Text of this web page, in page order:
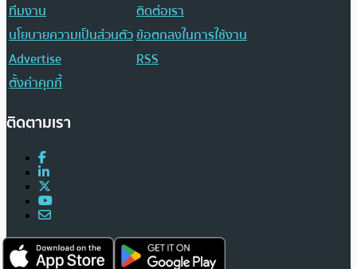
ทีมงาน
ติดต่อเรา
นโยบายความเป็นส่วนตัวข้อตกลงในการใช้งาน
Advertise
RSS
ตั้งค่าคุกกี้
ติดตามเรา